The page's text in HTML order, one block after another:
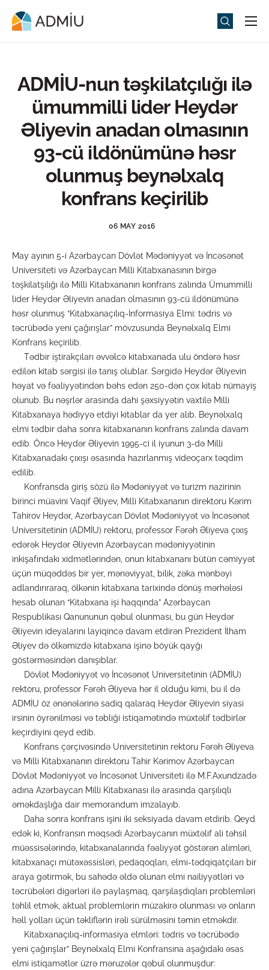
Universitet
Media
Tədbirlər
Universitet həyatı
ADMİU-nun təşkilatçılığı ilə
ümummilli lider Heydər
Əliyevin anadan olmasının
93-cü ildönümünə həsr
olunmuş beynəlxalq
konfrans keçirilib
06 MAY 2016
May ayının 5-i Azərbaycan Dövlət Mədəniyyət və İncəsənət
Universiteti və Azərbaycan Milli Kitabxanasının birgə
təşkilatşılığı ilə Milli Kitabxananın konfrans zalında Ümummilli
lider Heydər Əliyevin anadan olmasının 93-cü ildönümünə
həsr olunmuş “Kitabxanaçılıq-İnformasiya Elmi: tədris və
təcrübədə yeni çağırışlar” mövzusunda Beynəlxalq Elmi
Konfrans keçirilib.
Tədbir iştirakçıları əvvəlcə kitabxanada ulu öndərə həsr
edilən kitab sərgisi ilə tanış olublar. Sərgidə Heydər Əliyevin
həyat və fəaliyyətindən bəhs edən 250-dən çox kitab nümayiş
olunub. Bu nəşrlər arasında dahi şəxsiyyətin vaxtilə Milli
Kitabxanaya hədiyyə etdiyi kitablar da yer alıb. Beynəlxalq
elmi tədbir daha sonra kitabxananın konfrans zalında davam
edib. Öncə Heydər Əliyevin 1995-ci il iyunun 3-də Milli
Kitabxanadakı çıxışı əsasında hazırlanmış videoçarx təqdim
edilib.
Konfransda giriş sözü ilə Mədəniyyət və turizm nazirinin
birinci müavini Vaqif Əliyev, Milli Kitabxananın direktoru Kərim
Tahirov Heydər, Azərbaycan Dövlət Mədəniyyət və İncəsənət
Universitetinin (ADMİU) rektoru, professor Fərəh Əliyeva çıxış
edərək Heydər Əliyevin Azərbaycan mədəniyyətinin
inkişafındakı xidmətlərindən, onun kitabxananı bütün cəmiyyət
üçün müqəddəs bir yer, mənəviyyat, bilik, zəka mənbəyi
adlandırıraraq, ölkənin kitabxana tarixində dönüş mərhələsi
hesab olunan “Kitabxana işi haqqında” Azərbaycan
Respublikası Qanununun qəbul olunması, bu gün Heydər
Əliyevin ideyalarını layiqincə davam etdirən Prezident İlham
Əliyev də ölkəmizdə kitabxana işinə böyük qayğı
göstərməsindən danışıblar.
Dövlət Mədəniyyət və İncəsənət Universitetinin (ADMİU)
rektoru, professor Fərəh Əliyeva hər il olduğu kimi, bu il də
ADMİU öz ənənələrinə sadiq qalaraq Heydər Əliyevin siyasi
irsinin öyrənilməsi və təbliği istiqamətində müxtəlif tədbirlər
keçirdiyini qeyd edib.
Konfrans çərçivəsində Universitetinin rektoru Fərəh Əliyeva
və Milli Kitabxananın direktoru Tahir Kərimov Azərbaycan
Dövlət Mədəniyyət və İncəsənət Universiteti ilə M.F.Axundzadə
adına Azərbaycan Milli Kitabxanası ilə arasında qarşılıqlı
əməkdaşlığa dair memorandum imzalayıb.
Daha sonra konfrans işini iki seksiyada davam etdirib. Qeyd
edək ki, Konfransın məqsədi Azərbaycanın müxtəlif ali təhsil
müəssisələrində, kitabxanalarında fəaliyyət göstərən alimləri,
kitabxanaçı mütəxəssisləri, pedaqoqları, elmi-tədqiqatçıları bir
araya gətirmək, bu sahədə əldə olunan elmi nailiyyətləri və
təcrübələri digərləri ilə paylaşmaq, qarşılaşdıqları problemləri
təhlil etmək, aktual problemlərin müzakirə olunması və onların
həll yolları üçün təkliflərin irəli sürülməsini təmin etməkdir.
Kitabxanaçılıq-informasiya elmləri: tədris və təcrübədə
yeni çağırışlar” Beynəlxalq Elmi Konfransına aşağıdakı əsas
elmi istiqamətlər üzrə məruzələr qəbul olunmuşdur: